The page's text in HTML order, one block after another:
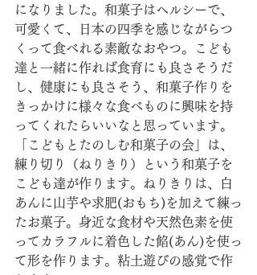
になりました。和菓子はヘルシーで、
可愛くて、日本の四季を感じながらつ
くって食べれる素敵なおやつ。こども
達と一緒に作れば食育にも良さそうだ
し、健康にも良さそう、和菓子作りを
きっかけに様々な食べものに興味を持
ってくれたらいいなと思っています。
「こどもとたのしむ和菓子の会」は、
練り切り（ねりきり）という和菓子を
こども達が作ります。ねりきりは、白
あんに山芋や求肥(おもち)を加えて練っ
たお菓子。身近な食材や天然色素を使
ってカラフルに着色した餡(あん)を使っ
て形を作ります。粘土遊びの感覚で作